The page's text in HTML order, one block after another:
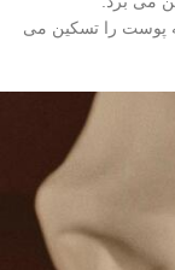
پوست را تسکین می